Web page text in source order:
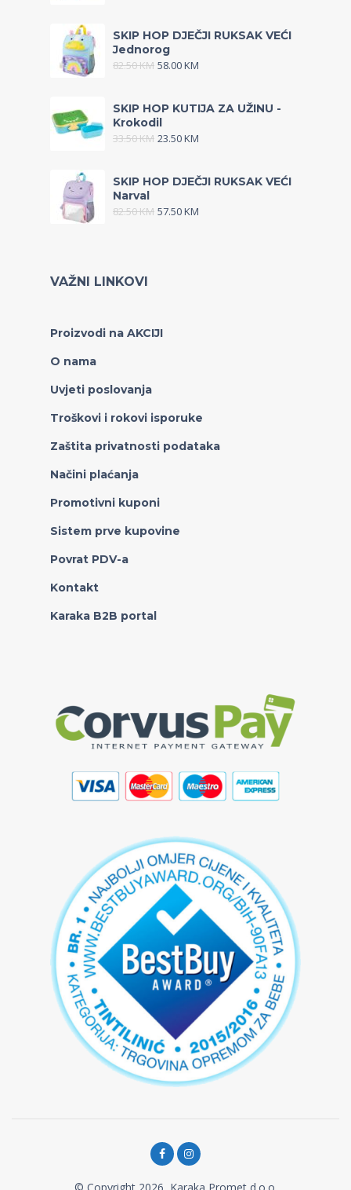
SKIP HOP DJEČJI RUKSAK VEĆI
Jednorog
82.50KM 58.00KM
SKIP HOP KUTIJA ZA UŽINU -
Krokodil
33.50KM 23.50KM
SKIP HOP DJEČJI RUKSAK VEĆI
Narval
82.50KM 57.50KM
VAŽNI LINKOVI
Proizvodi na AKCIJI
O nama
Uvjeti poslovanja
Troškovi i rokovi isporuke
Zaštita privatnosti podataka
Načini plaćanja
Promotivni kuponi
Sistem prve kupovine
Povrat PDV-a
Kontakt
Karaka B2B portal